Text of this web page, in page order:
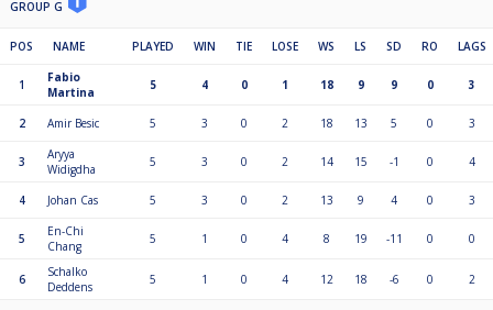
GROUP G
POS NAME PLAYED WIN TIE LOSE WS LS SD RO LAGS
1
Fabio
Martina
5 4 0 1 18 9 9 0 3
2 Amir Besic 5 3 0 2 18 13 5 0 3
3
Aryya
Widigdha
5 3 0 2 14 15 -1 0 4
4 Johan Cas 5 3 0 2 13 9 4 0 3
5
En-Chi
Chang
5 1 0 4 8 19 -11 0 0
6
Schalko
Deddens
5 1 0 4 12 18 -6 0 2